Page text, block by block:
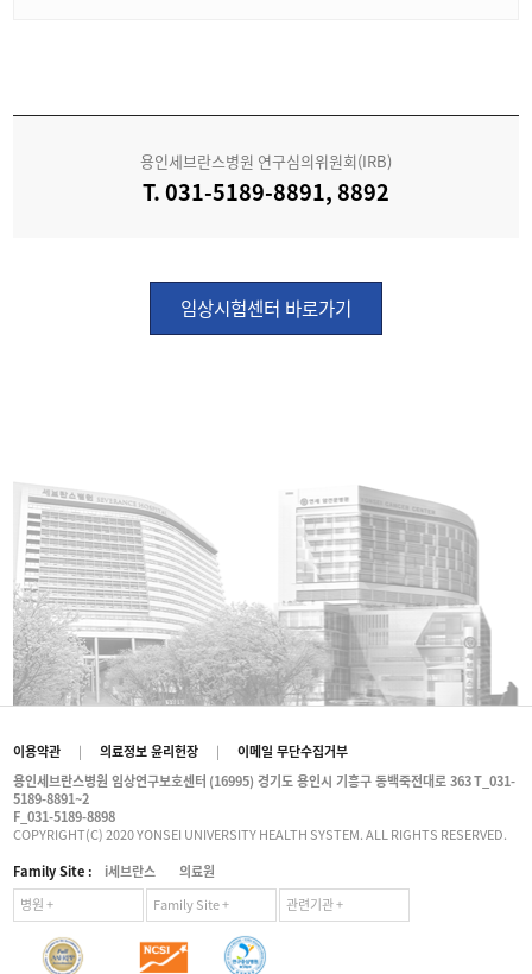
용인세브란스병원 연구심의위원회(IRB)
T. 031-5189-8891, 8892
임상시험센터 바로가기
이용약관 | 의료정보 윤리헌장 |
이메일 무단수집거부
용인세브란스병원 임상연구보호센터 (16995) 경기도 용인시 기흥구 동백죽전대로 363T_031-
5189-8891~2
F_031-5189-8898
COPYRIGHT(C) 2020 YONSEI UNIVERSITY HEALTH SYSTEM. ALL RIGHTS RESERVED.
Family Site :
i세브란스
의료원
병원 +
Family Site + 관련기관 +